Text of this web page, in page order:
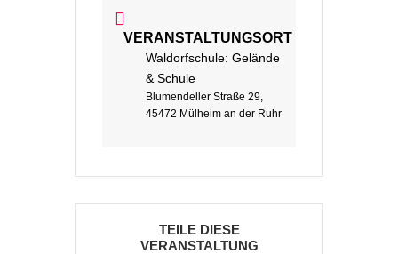
VERANSTALTUNGSORT
Waldorfschule: Gelände
& Schule
Blumendeller Straße 29,
45472 Mülheim an der Ruhr
TEILE DIESE
VERANSTALTUNG